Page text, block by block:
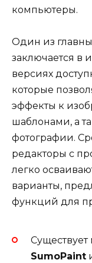
компьютеры.
Один из
заключается в
версиях
которые
эффекты к
шаблонами, а
фотографии.
редакторы с
легко
варианты,
функций для
Существует
SumoPaint